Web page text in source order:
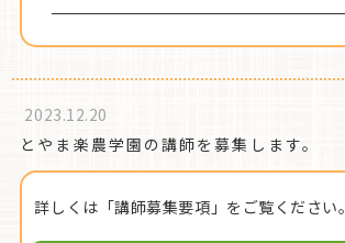
2023.12.20
とやま楽農学園の講師を募集します。
詳しくは「講師募集要項」をご覧ください。